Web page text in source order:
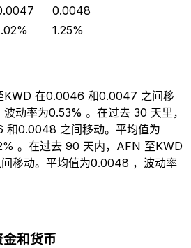
0.0048
1.25%
KWD 在0.0046 和0.0047 之间移
动率为0.53% 。在过去 30 天里，
0.0048 之间移动。平均值为
。在过去 90 天内，AFN 至KWD
移动。平均值为0.0048 ，波动率
和货币